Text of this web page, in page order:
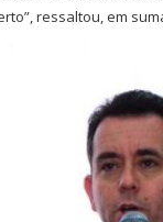
ressaltou, em